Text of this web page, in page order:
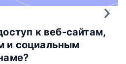
к веб-сайтам,
и социальным